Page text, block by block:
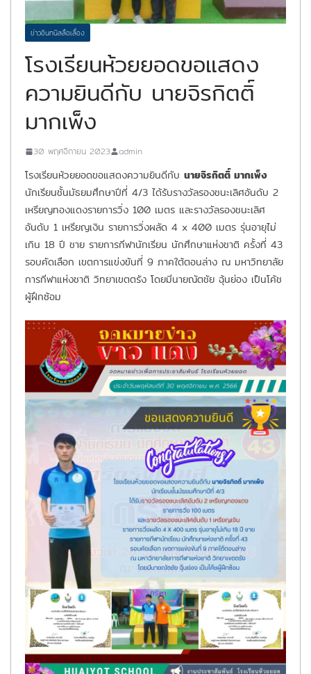
ข่าวอินทนิลลือเลื่อง
โรงเรียนห้วยยอดขอแสดง
ความยินดีกับ นายจิรกิตติ์
มากเพ็ง
30 พฤศจิกายน 2023 admin
โรงเรียนห้วยยอดขอแสดงความยินดีกับ นายจิรกิตติ์ มากเพ็ง
นักเรียนชั้นมัธยมศึกษาปีที่ 4/3 ได้รับรางวัลรองชนะเลิศอันดับ 2
เหรียญทองแดงรายการวิ่ง 100 เมตร และรางวัลรองชนะเลิศ
อันดับ 1 เหรียญเงิน รายการวิ่งผลัด 4 x 400 เมตร รุ่นอายุไม่
เกิน 18 ปี ชาย รายการกีฬานักเรียน นักศึกษาแห่งชาติ ครั้งที่ 43
รอบคัดเลือก เขตการแข่งขันที่ 9 ภาคใต้ตอนล่าง ณ มหาวิทยาลัย
การกีฬาแห่งชาติ วิทยาเขตตรัง โดยมีนายณัตชัย ฉุ้นย่อง เป็นโค้ช
ผู้ฝึกซ้อม